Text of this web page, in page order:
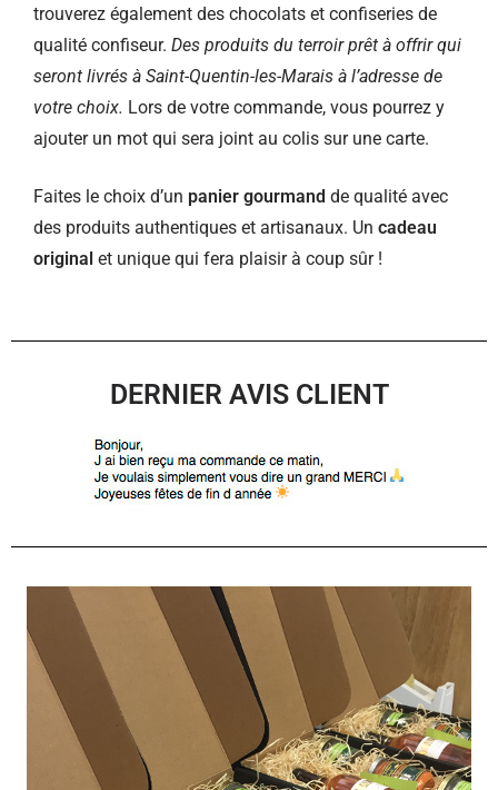
trouverez également des chocolats et confiseries de
qualité confiseur. Des produits du terroir prêt à offrir qui
seront livrés à Saint-Quentin-les-Marais à l’adresse de
votre choix. Lors de votre commande, vous pourrez y
ajouter un mot qui sera joint au colis sur une carte.
Faites le choix d’un panier gourmand de qualité avec
des produits authentiques et artisanaux. Un cadeau
original et unique qui fera plaisir à coup sûr !
DERNIER AVIS CLIENT